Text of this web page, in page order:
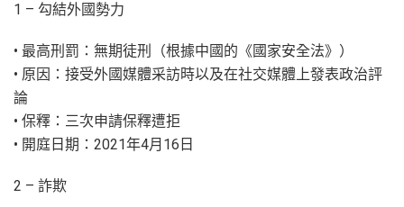
1 – 勾結外國勢力
• 最高刑罰：無期徒刑（根據中國的《國家安全法》）
• 原因：接受外國媒體采訪時以及在社交媒體上發表政治評
論
• 保釋：三次申請保釋遭拒
• 開庭日期：2021年4月16日
2 – 詐欺